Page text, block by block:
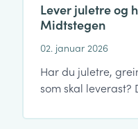
Lever juletre og
Midtstegen
02. januar 2026
Har du juletre,
som skal